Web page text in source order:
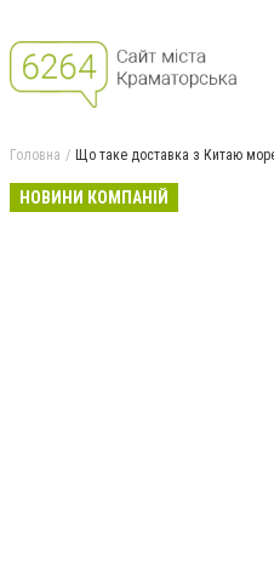
Головна Що таке доставка з Китаю
НОВИНИ КОМПАНІЙ